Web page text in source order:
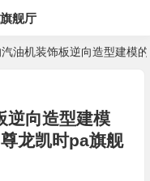
舰厅
油机装饰板逆向造型建模
逆向造型建模
龙凯时pa旗舰